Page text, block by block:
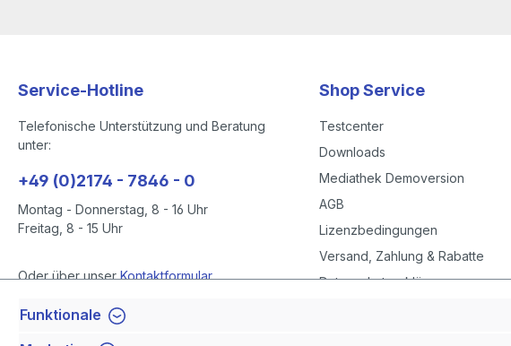
Service-Hotline
Telefonische Unterstützung und Beratung
unter:
+49 (0)2174 - 7846 - 0
Montag - Donnerstag, 8 - 16 Uhr
Freitag, 8 - 15 Uhr
Oder über unserKontaktformular.
Vertrag widerrufen
Shop Service
Testcenter
Downloads
Mediathek Demoversion
AGB
Lizenzbedingungen
Versand, Zahlung & Rabatte
Datenschutzerklärung
Funktionale